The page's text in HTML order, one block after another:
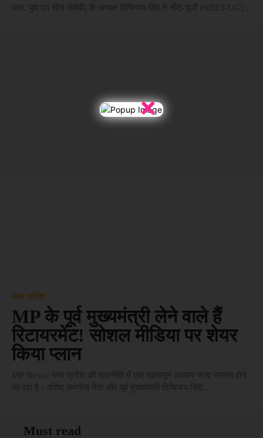
×
मध्य प्रदेश
MP के पूर्व मुख्यमंत्री लेने वाले हैं
रिटायरमेंट! सोशल मीडिया पर शेयर
किया प्लान
Must read